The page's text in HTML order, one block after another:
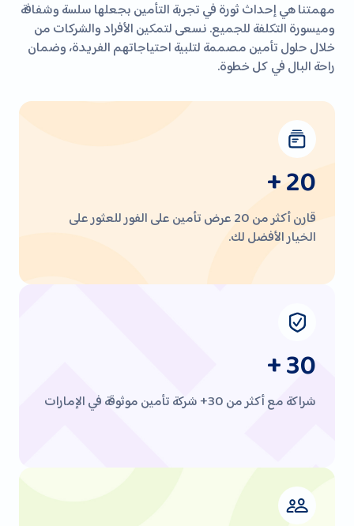
مهمتنا هي إحداث ثورة في تجربة التأمين بجعلها سلسة وشفافة
وميسورة التكلفة للجميع. نسعى لتمكين الأفراد والشركات من
خلال حلول تأمين مصممة لتلبية احتياجاتهم الفريدة، وضمان
راحة البال في كل خطوة.
+ 20
قارن أكثر من 20 عرض تأمين على الفور للعثور على
الخيار الأفضل لك.
+ 30
شراكة مع أكثر من 30+ شركة تأمين موثوقة في الإمارات